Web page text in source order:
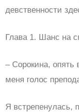
девственности
Глава 1. Шанс на
– Сорокина, опять
меня голос
Я встрепенулась,